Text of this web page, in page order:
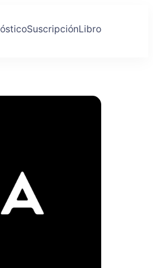
SuscripciónLibro